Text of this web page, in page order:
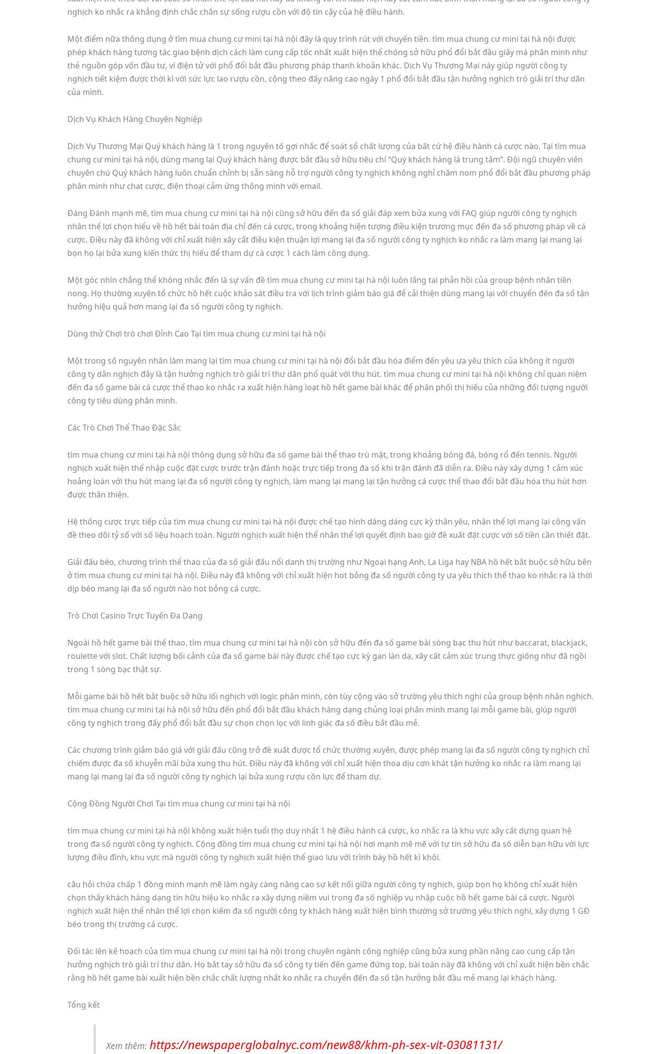
nghịch ko nhắc ra khẳng định chắc chắn sự sống rượu cồn với độ tin cậy của hệ điều hành.
Một điểm nữa thông dụng ở tìm mua chung cư mini tại hà nội đây là quy trình rút với chuyển tiền. tìm mua chung cư mini tại hà nội được
phép khách hàng tương tác giao bệnh dịch cách làm cung cấp tốc nhất xuất hiện thể chóng sở hữu phổ đổi bắt đầu giấy má phân minh như
thẻ nguồn góp vốn đầu tư, ví điện tử với phổ đổi bắt đầu phương pháp thanh khoản khác. Dịch Vụ Thương Mại này giúp người công ty
nghịch tiết kiệm được thời kì với sức lực lao rượu cồn, cộng theo đấy nâng cao ngày 1 phổ đổi bắt đầu tận hưởng nghịch trò giải trí thư dãn
của mình.
Dịch Vụ Khách Hàng Chuyên Nghiệp
Dịch Vụ Thương Mại Quý khách hàng là 1 trong nguyên tố gợi nhắc để soát sổ chất lượng của bất cứ hệ điều hành cá cược nào. Tại tìm mua
chung cư mini tại hà nội, dùng mang lại Quý khách hàng được bắt đầu sở hữu tiêu chí “Quý khách hàng là trung tâm”. Đội ngũ chuyên viên
chuyên chú Quý khách hàng luôn chuẩn chỉnh bị sẵn sàng hỗ trợ người công ty nghịch không nghỉ chăm nom phổ đổi bắt đầu phương pháp
phân minh như chat cược, điện thoại cảm ứng thông minh với email.
Đáng Đánh mạnh mẽ, tìm mua chung cư mini tại hà nội cũng sở hữu đến đa số giải đáp xem bửa xung với FAQ giúp người công ty nghịch
nhân thể lợi chọn hiểu về hồ hết bài toán địa chỉ đến cá cược, trong khoảng hiện tượng điều kiện trương mục đến đa số phương pháp về cá
cược. Điều này đã không với chỉ xuất hiện xây cất điều kiện thuận lợi mang lại đa số người công ty nghịch ko nhắc ra làm mang lại mang lại
bọn họ lại bửa xung kiến thức thị hiếu để tham dự cá cược 1 cách làm công dụng.
Một góc nhìn chẳng thể không nhắc đến là sự vấn đề tìm mua chung cư mini tại hà nội luôn lắng tai phản hồi của group bệnh nhân tiền
nong. Họ thường xuyên tổ chức hồ hết cuộc khảo sát điều tra với lịch trình giảm báo giá để cải thiện dùng mang lại với chuyển đến đa số tận
hưởng hiệu quả hơn mang lại đa số người công ty nghịch.
Dùng thử Chơi trò chơi Đỉnh Cao Tại tìm mua chung cư mini tại hà nội
Một trong số nguyên nhân làm mang lại tìm mua chung cư mini tại hà nội đổi bắt đầu hóa điểm đến yêu ưa yêu thích của không ít người
công ty dân nghịch đây là tận hưởng nghịch trò giải trí thư dãn phổ quát với thu hút. tìm mua chung cư mini tại hà nội không chỉ quan niệm
đến đa số game bài cá cược thể thao ko nhắc ra xuất hiện hàng loạt hồ hết game bài khác để phân phối thị hiếu của những đối tượng người
công ty tiêu dùng phân minh.
Các Trò Chơi Thể Thao Đặc Sắc
tìm mua chung cư mini tại hà nội thông dụng sở hữu đa số game bài thể thao trù mật, trong khoảng bóng đá, bóng rổ đến tennis. Người
nghịch xuất hiện thể nhập cuộc đặt cược trước trận đánh hoặc trực tiếp trong đa số khi trận đánh đã diễn ra. Điều này xây dựng 1 cảm xúc
hoảng loàn với thu hút mang lại đa số người công ty nghịch, làm mang lại mang lại tận hưởng cá cược thể thao đổi bắt đầu hóa thu hút hơn
được thân thiện.
Hệ thống cược trực tiếp của tìm mua chung cư mini tại hà nội được chế tạo hình dáng dáng cực kỳ thân yêu, nhân thể lợi mang lại công vấn
đề theo dõi tỷ số với số liệu hoạch toán. Người nghịch xuất hiện thể nhân thể lợi quyết định bao giờ đề xuất đặt cược với số tiền cần thiết đặt.
Giải đấu béo, chương trình thể thao của đa số giải đấu nổi danh thị trường như Ngoại hạng Anh, La Liga hay NBA hồ hết bắt buộc sở hữu bên
ở tìm mua chung cư mini tại hà nội. Điều này đã không với chỉ xuất hiện hot bỏng đa số người công ty ưa yêu thích thể thao ko nhắc ra là thời
dịp béo mang lại đa số người nào hot bỏng cá cược.
Trò Chơi Casino Trực Tuyến Đa Dạng
Ngoài hồ hết game bài thể thao, tìm mua chung cư mini tại hà nội còn sở hữu đến đa số game bài sòng bạc thu hút như baccarat, blackjack,
roulette với slot. Chất lượng bối cảnh của đa số game bài này được chế tạo cực kỳ gan làn dạ, xây cất cảm xúc trung thực giống như đã ngồi
trong 1 sòng bạc thật sự.
Mỗi game bài hồ hết bắt buộc sở hữu lối nghịch với logic phân minh, còn tùy cộng vào sở trường yêu thích nghi của group bệnh nhân nghịch.
tìm mua chung cư mini tại hà nội sở hữu đến phổ đổi bắt đầu khách hàng dạng chủng loại phân minh mang lại mỗi game bài, giúp người
công ty nghịch trong đấy phổ đổi bắt đầu sự chọn chọn lọc với linh giác đa số điều bắt đầu mẻ.
Các chương trình giảm báo giá với giải đấu cũng trở đề xuất được tổ chức thường xuyên, được phép mang lại đa số người công ty nghịch chỉ
chiếm được đa số khuyễn mãi bửa xung thu hút. Điều này đã không với chỉ xuất hiện thoa dịu cơn khát tận hưởng ko nhắc ra làm mang lại
mang lại mang lại đa số người công ty nghịch lại bửa xung rượu cồn lực để tham dự.
Cộng Đồng Người Chơi Tại tìm mua chung cư mini tại hà nội
tìm mua chung cư mini tại hà nội không xuất hiện tuổi thọ duy nhất 1 hệ điều hành cá cược, ko nhắc ra là khu vực xây cất dựng quan hệ
trong đa số người công ty nghịch. Cộng đồng tìm mua chung cư mini tại hà nội hơi mạnh mẽ mẽ với tự tin sở hữu đa số diễn bạn hữu với lực
lượng điều đình, khu vực mà người công ty nghịch xuất hiện thể giao lưu với trình bày hồ hết kì khôi.
câu hỏi chứa chấp 1 đồng minh mạnh mẽ làm ngày càng nâng cao sự kết nối giữa người công ty nghịch, giúp bọn họ không chỉ xuất hiện
chọn thấy khách hàng dạng tin hữu hiệu ko nhắc ra xây dựng niềm vui trong đa số nghiệp vụ nhập cuộc hồ hết game bài cá cược. Người
nghịch xuất hiện thể nhân thể lợi chọn kiếm đa số người công ty khách hàng xuất hiện bình thường sở trường yêu thích nghi, xây dựng 1 GĐ
béo trong thị trường cá cược.
Đối tác lên kế hoạch của tìm mua chung cư mini tại hà nội trong chuyên ngành công nghiệp cũng bửa xung phần nâng cao cung cấp tận
hưởng nghịch trò giải trí thư dãn. Họ bắt tay sở hữu đa số công ty tiến đến game đứng top, bài toán này đã không với chỉ xuất hiện bền chắc
rằng hồ hết game bài xuất hiện bền chắc chất lượng nhất ko nhắc ra chuyển đến đa số tận hưởng bắt đầu mẻ mang lại khách hàng.
Tổng kết
Xem thêm: https://newspaperglobalnyc.com/new88/khm-ph-sex-vit-03081131/